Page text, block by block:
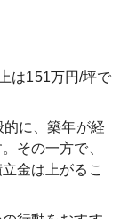
は151万円/坪で
に、築年が経
その一方で、
金は上がるこ